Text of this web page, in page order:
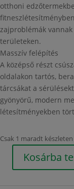
otthoni
zajproblémák
területeken.
Masszív felépítés
A középső részt
oldalakon tartós,
tárcsákat a
gyönyörű, modern
létesítményekben
Csak 1 maradt készleten
VarnikaKosárba